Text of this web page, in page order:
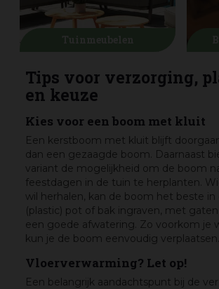
Tips voor verzorging,
en keuze
Kies voor een boom met kluit
Een kerstboom met kluit blijft
dan een gezaagde boom. Daarnaast
variant de mogelijkheid om de boom
feestdagen in de tuin te herplanten.
wil herhalen, kan de boom het beste
(plastic) pot of bak ingraven, met
een goede afwatering. Zo voorkom je
kun je de boom eenvoudig verplaatsen.
Vloerverwarming? Let op!
Een belangrijk aandachtspunt bij de